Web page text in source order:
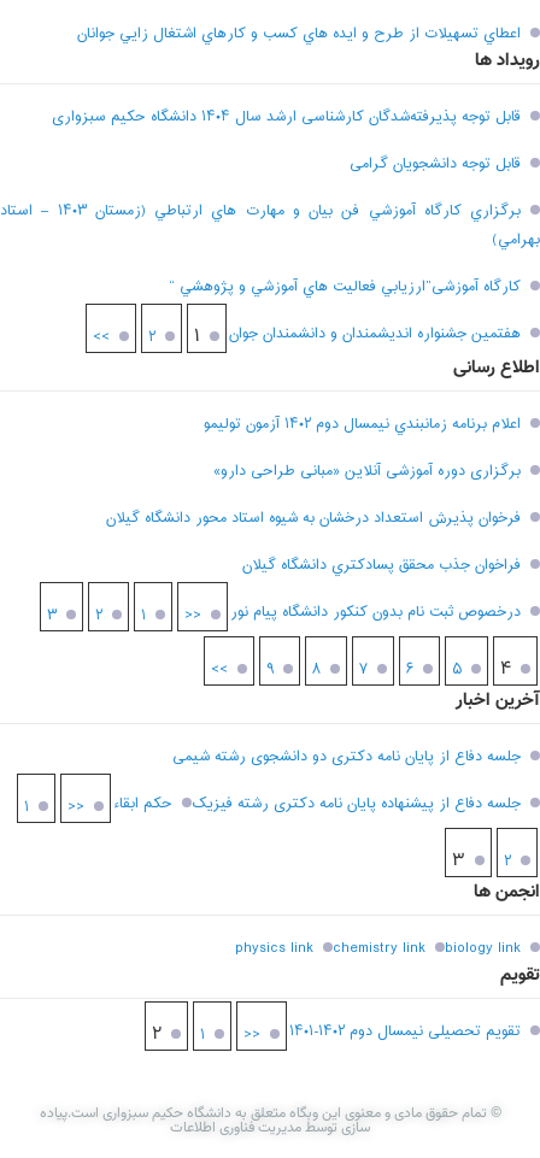
اعطاي تسهيلات از طرح و ايده هاي کسب و کارهاي اشتغال زايي جوانان
رویداد ها
قابل توجه پذیرفته‌شدگان کارشناسی ارشد سال ۱۴۰۴ دانشگاه حکیم سبزواری
قابل توجه دانشجویان گرامی
برگزاري کارگاه آموزشي فن بيان و مهارت هاي ارتباطي (زمستان ۱۴۰۳ – استاد
بهرامي)
کارگاه آموزشی”ارزيابي فعاليت هاي آموزشي و پژوهشي “
هفتمين جشنواره انديشمندان و دانشمندان جوان
۱ ۲ >>
اطلاع رسانی
اعلام برنامه زمانبندي نيمسال دوم ۱۴۰۲ آزمون توليمو
برگزاری دوره آموزشی آنلاین «مبانی طراحی دارو»
فرخوان پذيرش استعداد درخشان به شيوه استاد محور دانشگاه گيلان
فراخوان جذب محقق پسادکتري دانشگاه گيلان
درخصوص ثبت نام بدون کنکور دانشگاه پیام نور
<< ۱ ۲ ۳
۴ ۵ ۶ ۷ ۸ ۹ >>
آخرین اخبار
جلسه دفاع از پایان نامه دکتری دو دانشجوی رشته شیمی
جلسه دفاع از پیشنهاده پایان نامه دکتری رشته فیزیک
حکم ابقاء << ۱
۲ ۳
انجمن ها
biology link
chemistry link
physics link
تقویم
تقویم تحصیلی نیمسال دوم ۱۴۰۲-۱۴۰۱ << ۱ ۲
© تمام حقوق مادی و معنوی این وبگاه متعلق به دانشگاه حکیم سبزواری است.پیاده
سازی توسط مدیریت فناوری اطلاعات